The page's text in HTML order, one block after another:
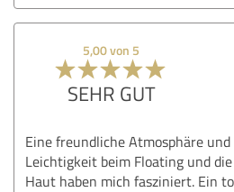
5,00 von 5
SEHR GUT
Eine freundliche Atmosphäre und
Leichtigkeit beim Floating und
Haut haben mich fasziniert. Ein